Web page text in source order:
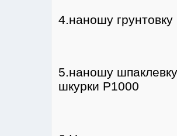
4.наношу
5.наношу
шкурки Р1000